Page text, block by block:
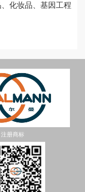
化妆品、基因工程
注册商标